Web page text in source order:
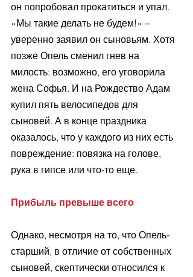
он попробовал прокатиться и упал.
«Мы такие делать не будем!» –
уверенно заявил он сыновьям. Хотя
позже Опель сменил гнев на
милость: возможно, его уговорила
жена Софья. И на Рождество Адам
купил пять велосипедов для
сыновей. А в конце праздника
оказалось, что у каждого из них есть
повреждение: повязка на голове,
рука в гипсе или что-то еще.
Прибыль превыше всего
Однако, несмотря на то, что Опель-
старший, в отличие от собственных
сыновей, скептически относился к